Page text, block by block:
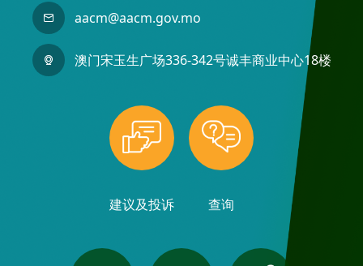
aacm@aacm.gov.mo
澳门宋玉生广场336-342号诚丰商业中心18楼
建议及投诉 查询